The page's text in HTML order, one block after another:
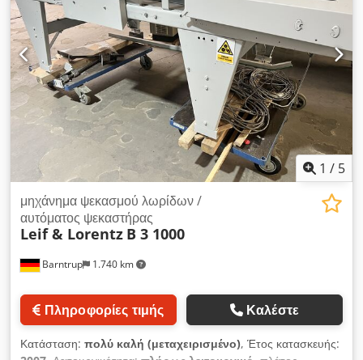
1 / 5
Barntrup 1.740 km
μηχάνημα ψεκασμού λωρίδων /
αυτόματος ψεκαστήρας
Leif & Lorentz B 3 1000
Πληροφορίες τιμής Καλέστε
Κατάσταση: πολύ καλή (μεταχειρισμένο), Έτος κατασκευής: